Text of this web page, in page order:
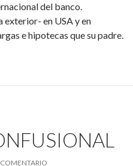
del banco.
exterior- en USA y en
e hipotecas que su padre.